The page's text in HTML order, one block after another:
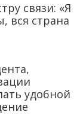
связи: «Я
вся страна
удобной